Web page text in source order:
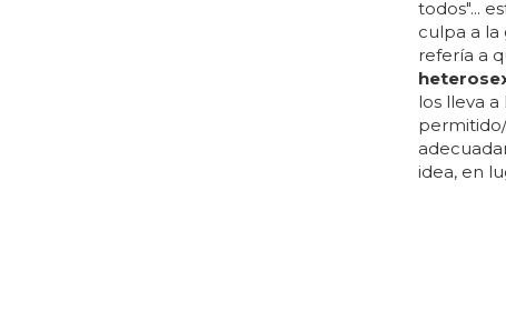
del
todos"...
culpa a la
refería a
los lleva